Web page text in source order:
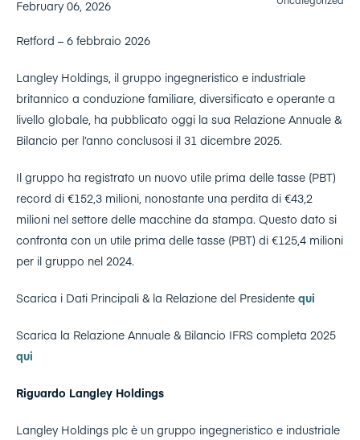
February 06, 2026
Retford – 6 febbraio 2026
Langley Holdings, il gruppo ingegneristico e industriale
britannico a conduzione familiare, diversificato e operante a
livello globale, ha pubblicato oggi la sua Relazione Annuale &
Bilancio per l’anno conclusosi il 31 dicembre 2025.
Il gruppo ha registrato un nuovo utile prima delle tasse (PBT)
record di €152,3 milioni, nonostante una perdita di €43,2
milioni nel settore delle macchine da stampa. Questo dato si
confronta con un utile prima delle tasse (PBT) di €125,4 milioni
per il gruppo nel 2024.
Scarica i Dati Principali & la Relazione del Presidente qui
Scarica la Relazione Annuale & Bilancio IFRS completa 2025
qui
Riguardo Langley Holdings
Langley Holdings plc è un gruppo ingegneristico e industriale